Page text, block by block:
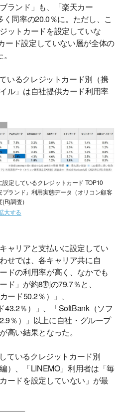
ランド」も、「楽天カー
同率の20.0％に。ただし、こ
ットカードを設定していな
ード設定していない層が全体の
いるクレジットカード別（携
ル」は自社提供カード利用率
設定しているクレジットカード TOP10
ランド」利用実態データ（オリコン顧客
調査）
大する
ャリアと支払いに設定してい
せでは、各キャリア共に自
ドの利用率が高く、なかでも
ド」が約8割の79.7％と、
ード50.2％）」、
43.2％）」、「SoftBank（ソフ
％）」以上に自社・グループ
高い結果となった。
ているクレジットカード別
）、「LINEMO」利用者は「毎
ードを設定していない」が最